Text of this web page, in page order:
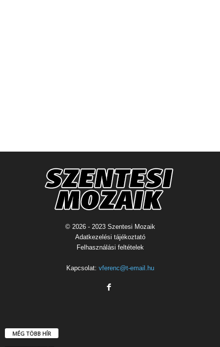
© 2026 - 2023 Szentesi Mozaik
Adatkezelési tájékoztató
Felhasználási feltételek
Kapcsolat: vferenc@t-email.hu
MÉG TÖBB HÍR